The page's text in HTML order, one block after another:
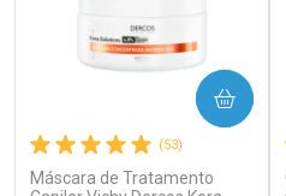
Comprar sem Desconto
Comprar sem Desconto
(53)
Máscara de Tratamento
COMPRAR